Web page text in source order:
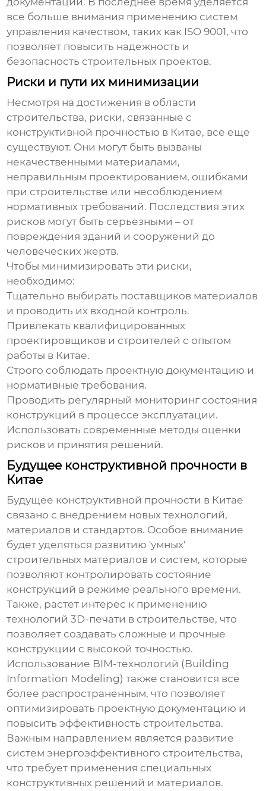
все больше внимания применению систем
управления качеством, таких как ISO 9001, что
позволяет повысить надежность и
безопасность строительных проектов.
Риски и пути их минимизации
Несмотря на достижения в области
строительства, риски, связанные с
конструктивной прочностью в Китае, все еще
существуют. Они могут быть вызваны
некачественными материалами,
неправильным проектированием, ошибками
при строительстве или несоблюдением
нормативных требований. Последствия этих
рисков могут быть серьезными – от
повреждения зданий и сооружений до
человеческих жертв.
Чтобы минимизировать эти риски,
необходимо:
Тщательно выбирать поставщиков материалов
и проводить их входной контроль.
Привлекать квалифицированных
проектировщиков и строителей с опытом
работы в Китае.
Строго соблюдать проектную документацию и
нормативные требования.
Проводить регулярный мониторинг состояния
конструкций в процессе эксплуатации.
Использовать современные методы оценки
рисков и принятия решений.
Будущее конструктивной прочности в
Китае
Будущее конструктивной прочности в Китае
связано с внедрением новых технологий,
материалов и стандартов. Особое внимание
будет уделяться развитию 'умных'
строительных материалов и систем, которые
позволяют контролировать состояние
конструкций в режиме реального времени.
Также, растет интерес к применению
технологий 3D-печати в строительстве, что
позволяет создавать сложные и прочные
конструкции с высокой точностью.
Использование BIM-технологий (Building
Information Modeling) также становится все
более распространенным, что позволяет
оптимизировать проектную документацию и
повысить эффективность строительства.
Важным направлением является развитие
систем энергоэффективного строительства,
что требует применения специальных
конструктивных решений и материалов.